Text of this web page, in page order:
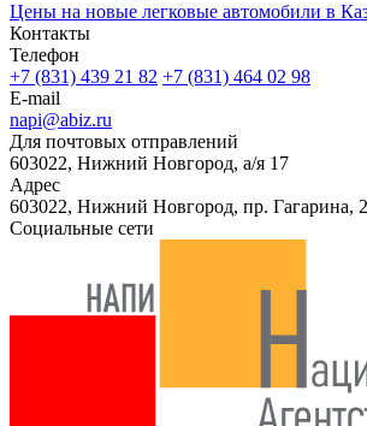
Цены на новые легковые автомобили в
Контакты
Телефон
+7 (831) 439 21 82 +7 (831) 464 02 98
E-mail
napi@abiz.ru
Для почтовых отправлений
603022, Нижний Новгород, а/я 17
Адрес
603022, Нижний Новгород, пр. Гагарина,
Социальные сети